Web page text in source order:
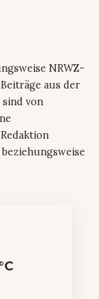
NRWZ-
aus der
sind von
beziehungsweise
°C